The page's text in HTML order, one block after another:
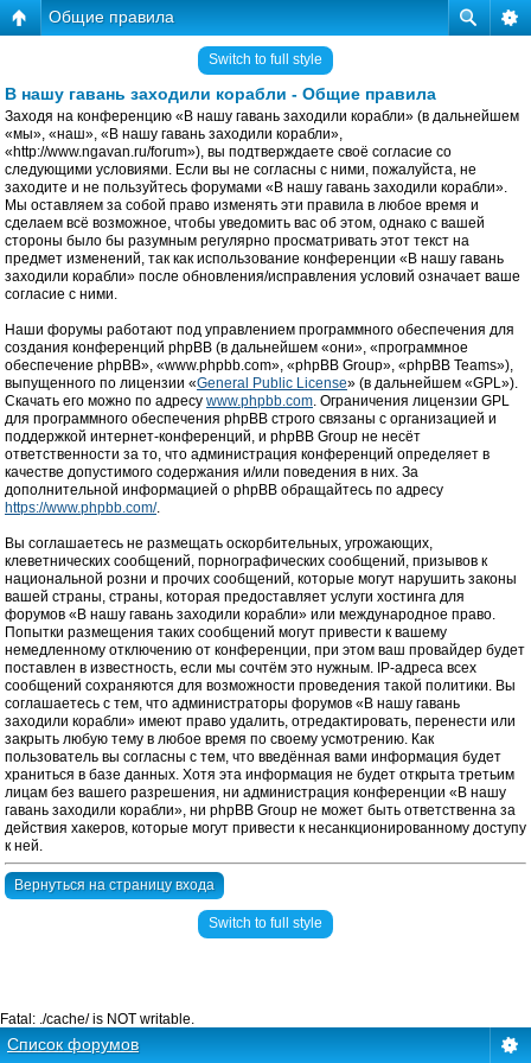
Общие правила
Switch to full style
В нашу гавань заходили корабли - Общие правила
Заходя на конференцию «В нашу гавань заходили корабли» (в дальнейшем
«мы», «наш», «В нашу гавань заходили корабли»,
«http://www.ngavan.ru/forum»), вы подтверждаете своё согласие со
следующими условиями. Если вы не согласны с ними, пожалуйста, не
заходите и не пользуйтесь форумами «В нашу гавань заходили корабли».
Мы оставляем за собой право изменять эти правила в любое время и
сделаем всё возможное, чтобы уведомить вас об этом, однако с вашей
стороны было бы разумным регулярно просматривать этот текст на
предмет изменений, так как использование конференции «В нашу гавань
заходили корабли» после обновления/исправления условий означает ваше
согласие с ними.
Наши форумы работают под управлением программного обеспечения для
создания конференций phpBB (в дальнейшем «они», «программное
обеспечение phpBB», «www.phpbb.com», «phpBB Group», «phpBB Teams»),
выпущенного по лицензии «General Public License» (в дальнейшем «GPL»).
Скачать его можно по адресу www.phpbb.com. Ограничения лицензии GPL
для программного обеспечения phpBB строго связаны с организацией и
поддержкой интернет-конференций, и phpBB Group не несёт
ответственности за то, что администрация конференций определяет в
качестве допустимого содержания и/или поведения в них. За
дополнительной информацией о phpBB обращайтесь по адресу
https://www.phpbb.com/.
Вы соглашаетесь не размещать оскорбительных, угрожающих,
клеветнических сообщений, порнографических сообщений, призывов к
национальной розни и прочих сообщений, которые могут нарушить законы
вашей страны, страны, которая предоставляет услуги хостинга для
форумов «В нашу гавань заходили корабли» или международное право.
Попытки размещения таких сообщений могут привести к вашему
немедленному отключению от конференции, при этом ваш провайдер будет
поставлен в известность, если мы сочтём это нужным. IP-адреса всех
сообщений сохраняются для возможности проведения такой политики. Вы
соглашаетесь с тем, что администраторы форумов «В нашу гавань
заходили корабли» имеют право удалить, отредактировать, перенести или
закрыть любую тему в любое время по своему усмотрению. Как
пользователь вы согласны с тем, что введённая вами информация будет
храниться в базе данных. Хотя эта информация не будет открыта третьим
лицам без вашего разрешения, ни администрация конференции «В нашу
гавань заходили корабли», ни phpBB Group не может быть ответственна за
действия хакеров, которые могут привести к несанкционированному доступу
к ней.
Вернуться на страницу входа
Switch to full style
Список форумов
Fatal: ./cache/ is NOT writable.